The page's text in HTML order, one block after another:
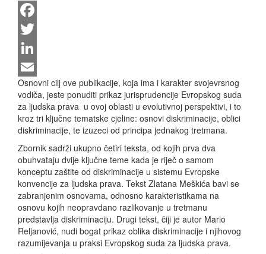
Facebook
Twitter
LinkedIn
Email
Osnovni cilj ove publikacije, koja ima i karakter svojevrsnog
vodiča, jeste ponuditi prikaz jurisprudencije Evropskog suda
za ljudska prava u ovoj oblasti u evolutivnoj perspektivi, i to
kroz tri ključne tematske cjeline: osnovi diskriminacije, oblici
diskriminacije, te izuzeci od principa jednakog tretmana.
Zbornik sadrži ukupno četiri teksta, od kojih prva dva
obuhvataju dvije ključne teme kada je riječ o samom
konceptu zaštite od diskriminacije u sistemu Evropske
konvencije za ljudska prava. Tekst Zlatana Meškića bavi se
zabranjenim osnovama, odnosno karakteristikama na
osnovu kojih neopravdano razlikovanje u tretmanu
predstavlja diskriminaciju. Drugi tekst, čiji je autor Mario
Reljanović, nudi bogat prikaz oblika diskriminacije i njihovog
razumijevanja u praksi Evropskog suda za ljudska prava.